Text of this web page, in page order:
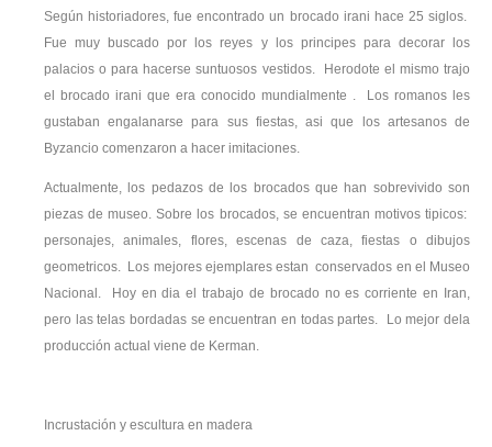
Según historiadores, fue encontrado un brocado irani hace 25 siglos.
Fue muy buscado por los reyes y los principes para decorar los
palacios o para hacerse suntuosos vestidos. Herodote el mismo trajo
el brocado irani que era conocido mundialmente . Los romanos les
gustaban engalanarse para sus fiestas, asi que los artesanos de
Byzancio comenzaron a hacer imitaciones.
Actualmente, los pedazos de los brocados que han sobrevivido son
piezas de museo. Sobre los brocados, se encuentran motivos tipicos:
personajes, animales, flores, escenas de caza, fiestas o dibujos
geometricos. Los mejores ejemplares estan conservados en el Museo
Nacional. Hoy en dia el trabajo de brocado no es corriente en Iran,
pero las telas bordadas se encuentran en todas partes. Lo mejor dela
producción actual viene de Kerman.
Incrustación y escultura en madera